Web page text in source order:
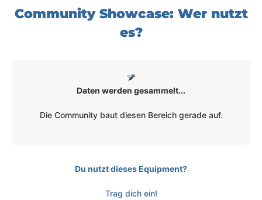
Community Showcase: Wer nutzt
es?
Daten werden gesammelt...
Die Community baut diesen Bereich gerade auf.
Du nutzt dieses Equipment?
Trag dich ein!